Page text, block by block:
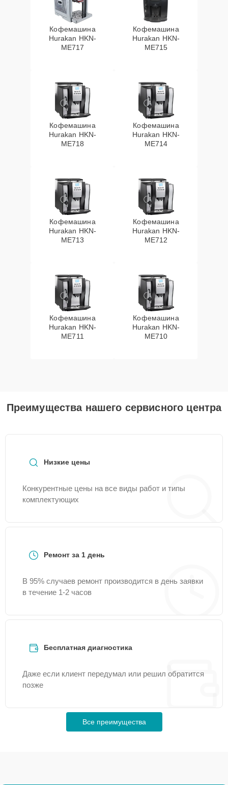
Кофемашина
Hurakan HKN-
ME717
Кофемашина
Hurakan HKN-
ME715
Кофемашина
Hurakan HKN-
ME718
Кофемашина
Hurakan HKN-
ME714
Кофемашина
Hurakan HKN-
ME713
Кофемашина
Hurakan HKN-
ME712
Кофемашина
Hurakan HKN-
ME711
Кофемашина
Hurakan HKN-
ME710
Преимущества нашего сервисного центра
Низкие цены
Конкурентные цены на все виды работ и типы
комплектующих
Ремонт за 1 день
В 95% случаев ремонт производится в день заявки
в течение 1-2 часов
Бесплатная диагностика
Даже если клиент передумал или решил обратится
позже
Все преимущества